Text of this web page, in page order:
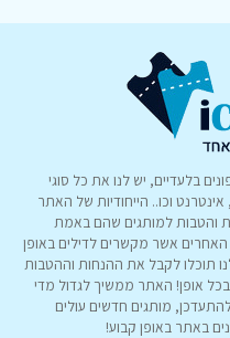
בלעדיים, יש לנו את כל סוגי
וכו.. הייחודיות של האתר
והטבות למותגים שהם באמת
אשר מקשרים לדילים באופן
תוכלו לקבל את ההנחות וההטבות
אופן! האתר ממשיך לגדול מדי
מותגים חדשים עולים
באתר באופן קבוע!